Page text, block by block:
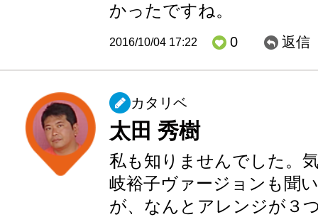
かったですね。
2016/10/04 17:22 0 返信
カタリベ
太田 秀樹
私も知りませんでした。
岐裕子ヴァージョンも聞
が、なんとアレンジが３